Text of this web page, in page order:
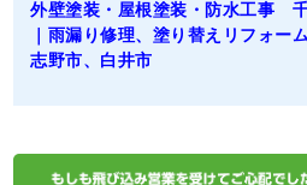
外壁塗装・屋根塗装・防水工事
｜雨漏り修理、塗り替えリフォ
志野市、白井市